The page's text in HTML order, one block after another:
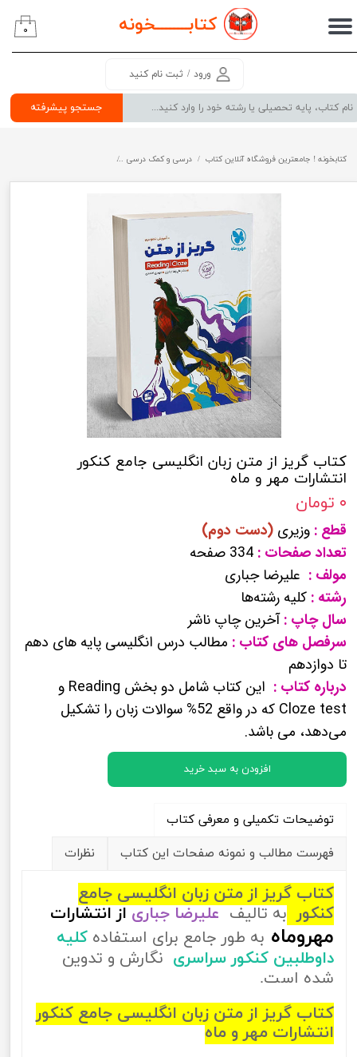
کتابــــــــخونه
جستجو پیشرفته
ورود / ثبت نام کنید
حساب کاربری من
سفارشات
۰
کتابخونه ! جامعترین فروشگاه آنلاین کتاب درسی و کمک درسی
کتاب گریز از متن زبان انگلیسی جامع کنکور
انتشارات مهر و ماه
۰ تومان
قطع : وزیری (دست دوم)
تعداد صفحات : 334 صفحه
مولف : علیرضا جباری
رشته : کلیه رشته‌ها
سال چاپ :آخرین چاپ ناشر
سرفصل های کتاب : مطالب درس انگلیسی پایه های دهم
تا دوازدهم
درباره کتاب :
این کتاب شامل دو بخش Reading و
Cloze test که در واقع 52% سوالات زبان را تشکیل
می‌دهد، می باشد.
افزودن به سبد خرید
توضیحات تکمیلی و معرفی کتاب
فهرست مطالب و نمونه صفحات این کتاب
نظرات
کتاب گریز از متن زبان انگلیسی جامع
کنکور به تالیف علیرضا جباری از انتشارات
مهروماه به طور جامع برای استفاده کلیه
داوطلبین کنکور سراسری نگارش و تدوین
شده است.
کتاب گریز از متن زبان انگلیسی جامع کنکور
انتشارات مهر و ماه